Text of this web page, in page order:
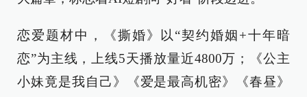
恋爱题材中，《撕婚》以“契约婚姻+十年暗
恋”为主线，上线5天播放量近4800万；《公主
小妹竟是我自己》《爱是最高机密》《春昼》